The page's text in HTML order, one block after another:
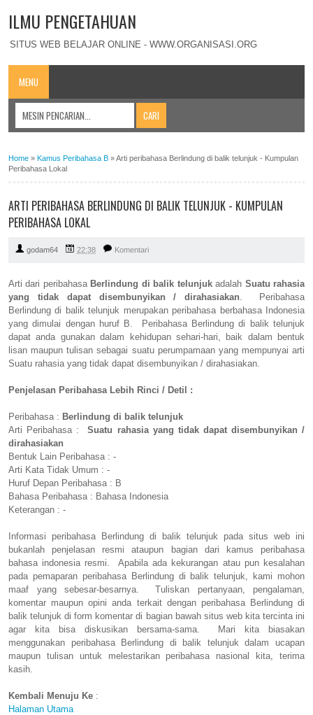
ILMU PENGETAHUAN
SITUS WEB BELAJAR ONLINE - WWW.ORGANISASI.ORG
MENU
Home » Kamus Peribahasa B »Arti peribahasa Berlindung di balik telunjuk - Kumpulan
Peribahasa Lokal
ARTI PERIBAHASA BERLINDUNG DI BALIK TELUNJUK - KUMPULAN
PERIBAHASA LOKAL
godam64 22:38 Komentari
Arti dari peribahasa Berlindung di balik telunjukadalah Suatu rahasia
yang tidak dapat disembunyikan / dirahasiakan. Peribahasa
Berlindung di balik telunjuk merupakan peribahasa berbahasa Indonesia
yang dimulai dengan huruf B. Peribahasa Berlindung di balik telunjuk
dapat anda gunakan dalam kehidupan sehari-hari, baik dalam bentuk
lisan maupun tulisan sebagai suatu perumpamaan yang mempunyai arti
Suatu rahasia yang tidak dapat disembunyikan / dirahasiakan.
Penjelasan Peribahasa Lebih Rinci / Detil :
Peribahasa : Berlindung di balik telunjuk
Arti Peribahasa :Suatu rahasia yang tidak dapat disembunyikan /
dirahasiakan
Bentuk Lain Peribahasa : -
Arti Kata Tidak Umum : -
Huruf Depan Peribahasa : B
Bahasa Peribahasa : Bahasa Indonesia
Keterangan : -
Informasi peribahasa Berlindung di balik telunjuk pada situs web ini
bukanlah penjelasan resmi ataupun bagian dari kamus peribahasa
bahasa indonesia resmi. Apabila ada kekurangan atau pun kesalahan
pada pemaparan peribahasa Berlindung di balik telunjuk, kami mohon
maaf yang sebesar-besarnya. Tuliskan pertanyaan, pengalaman,
komentar maupun opini anda terkait dengan peribahasa Berlindung di
balik telunjuk di form komentar di bagian bawah situs web kita tercinta ini
agar kita bisa diskusikan bersama-sama. Mari kita biasakan
menggunakan peribahasa Berlindung di balik telunjuk dalam ucapan
maupun tulisan untuk melestarikan peribahasa nasional kita, terima
kasih.
Kembali Menuju Ke :
Halaman Utama